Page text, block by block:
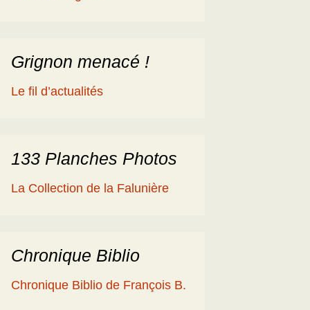
et les fossiles
silicifiée …
les reportages
Grignon menacé !
Le fil d’actualités
133 Planches Photos
La Collection de la Falunière
Chronique Biblio
Chronique Biblio de François B.